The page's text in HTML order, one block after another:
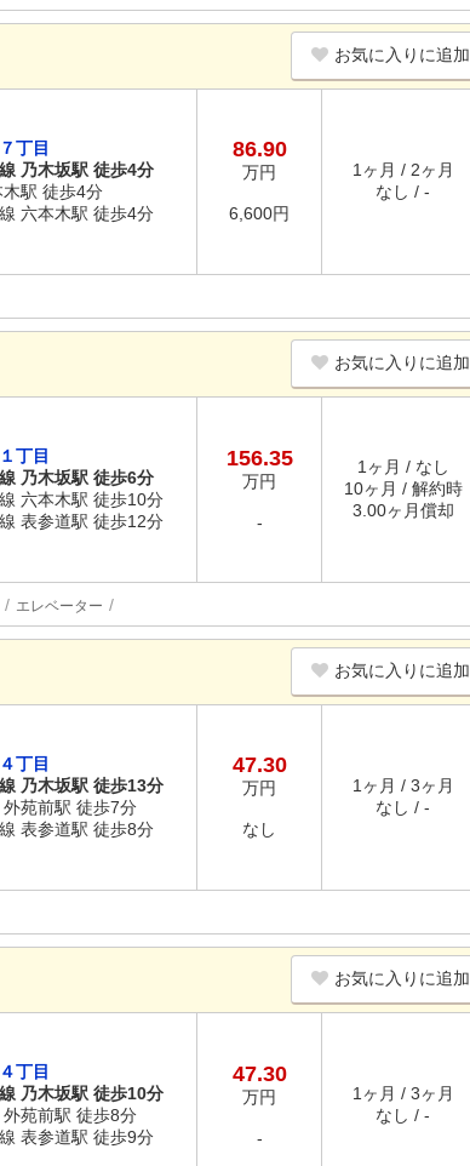
お気に入りに追加
丁目
乃木坂駅 徒歩4分
駅 徒歩4分
六本木駅 徒歩4分
86.90
万円
6,600円
1ヶ月 / 2ヶ月
なし / -
お気に入りに追加
丁目
乃木坂駅 徒歩6分
六本木駅 徒歩10分
表参道駅 徒歩12分
156.35
万円
-
1ヶ月 / なし
10ヶ月 / 解約時
3.00ヶ月償却
エレベーター
お気に入りに追加
丁目
乃木坂駅 徒歩13分
苑前駅 徒歩7分
表参道駅 徒歩8分
47.30
万円
なし
1ヶ月 / 3ヶ月
なし / -
お気に入りに追加
丁目
乃木坂駅 徒歩10分
苑前駅 徒歩8分
表参道駅 徒歩9分
47.30
万円
-
1ヶ月 / 3ヶ月
なし / -